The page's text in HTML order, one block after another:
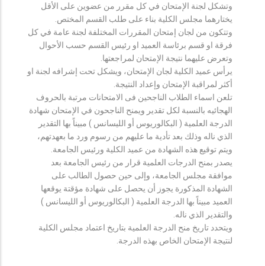
وتشكل لجنة الإمتحان في كل مقرر من عضوين على الأقل
يختارهما مجلس الكلية بناء على طلب القسم المختص.
وتتكون من لجان إمتحان المقررات المختلفة لجنة عامة في كل
فرقة او قسم برئاسة العميد او رئيس القسم حسب الأحوال
وتعرض عليهما نتيجة الإمتحان لمراجعتها.
يرأس عميد الكلية لجان الإمتحان، ويشكل تحت إشرافه لجنة او
أكثر لمراقبة الإمتحان وإعداد النتيجة.
تلعن اسماء الطلاب الناجحين فى الامتحانات مرتبة بالحروف
الهجائيه بالنسبة لكل تقدير ويمنح الناجحون في الإمتحان شهادة
الدرجة العلمية ( البكالوريوس أو الليسانس ) مبيناً بها التقدير
الذي ناله وذلك بعد تأدية ما عليهم من رسوم ورد ما بعهدتهم،
ويتم توقيع هذه الشهادة من عميد الكلية ورئيس الجامعة.
يصدر بمنح الدرجات العلمية قرار من رئيس الجامعة بعد
موافقة مجلس الجامعة، وإلى حين حصول الطالب على
الشهادة المذكورة يجوز أن يحصل على شهادة مؤقتة يوقعها
العميد مبيناً بها الدرجة العلمية ( البكالوريوس أو الليسانس )
والتقدير الذي ناله.
ويتحدد تاريخ منح الدرجة العلمية بتاريخ اعتماد مجلس الكلية
لنتيجة الإمتحان الخاص بهذه الدرجة.